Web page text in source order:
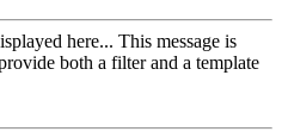
here... This message is
both a filter and a template